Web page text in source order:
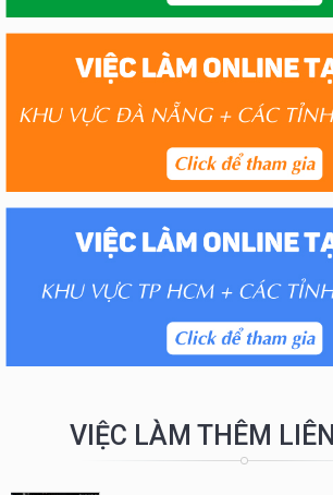
VIỆC LÀM THÊM